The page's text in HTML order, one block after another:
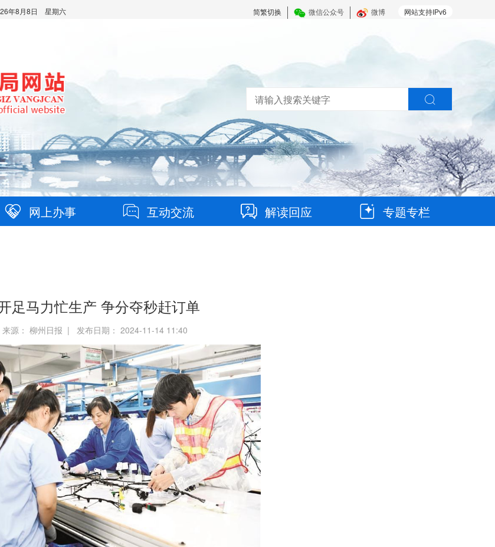
网站支持IPv6
简繁切换 微信公众号 微博
年8月8日 星期六
网上办事 互动交流 解读回应 专题专栏
足马力忙生产 争分夺秒赶订单
来源： 柳州日报 | 发布日期： 2024-11-14 11:40